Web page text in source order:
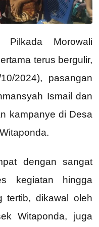
Pilkada Morowali
terus bergulir,
2024), pasangan
Ismail dan
kampanye di Desa
dengan sangat
kegiatan hingga
tertib, dikawal oleh
Witaponda, juga